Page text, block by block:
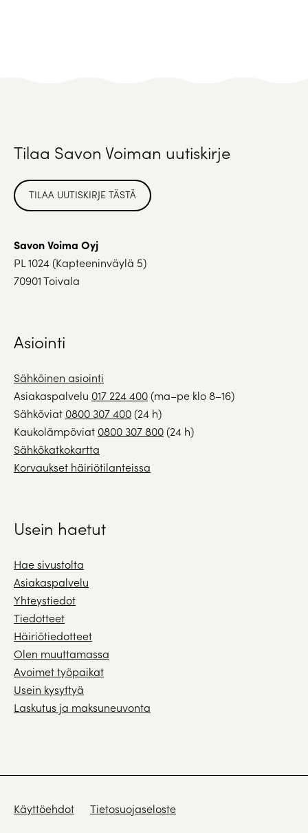
Tilaa Savon Voiman uutiskirje
TILAA UUTISKIRJE TÄSTÄ
Savon Voima Oyj
PL 1024 (Kapteeninväylä 5)
70901 Toivala
Asiointi
Sähköinen asiointi
Asiakaspalvelu 017 224 400(ma–pe klo 8–16)
Sähköviat 0800 307 400(24 h)
Kaukolämpöviat 0800 307 800(24 h)
Sähkökatkokartta
Korvaukset häiriötilanteissa
Usein haetut
Hae sivustolta
Asiakaspalvelu
Yhteystiedot
Tiedotteet
Häiriötiedotteet
Olen muuttamassa
Avoimet työpaikat
Usein kysyttyä
Laskutus ja maksuneuvonta
Käyttöehdot Tietosuojaseloste